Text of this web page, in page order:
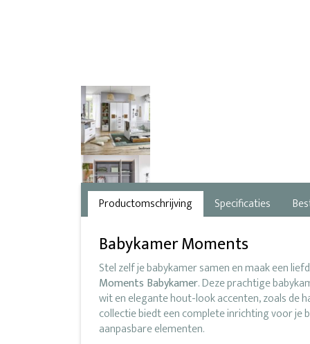
Productomschrijving Specificaties
Babykamer Moments
Stel zelf je babykamer samen en maak een
Moments Babykamer. Deze prachtige
wit en elegante hout-look accenten, zoals de
collectie biedt een complete inrichting voor je
aanpasbare elementen.